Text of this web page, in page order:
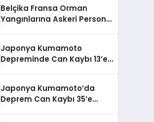
Belçika Fransa Orman
Yangınlarına Askeri Personel
Japonya Kumamoto
Depreminde Can Kaybı 13’e
Japonya Kumamoto’da
Deprem Can Kaybı 35’e